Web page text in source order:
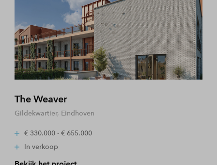
The Weaver
Gildekwartier, Eindhoven
€ 330.000 - € 655.000
In verkoop